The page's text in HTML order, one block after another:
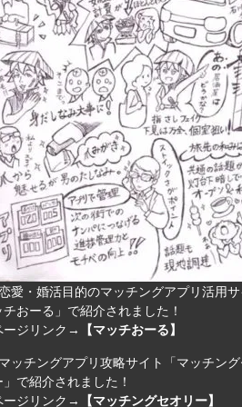
愛・婚活目的のマッチングアプリ活用
チおーる」で紹介されました！
ージリンク→
【マッチおーる】
ッチングアプリ攻略サイト「マッチング
」で紹介されました！
ージリンク→
【マッチングセオリー】